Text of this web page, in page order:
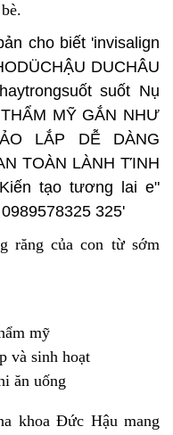
răng của con từ sớm
mỹ
và sinh hoạt
ăn uống
khoa Đức Hậumang